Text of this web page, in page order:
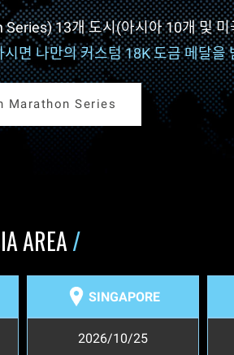
13개 도시(아시아 10개 및
면 나만의 커스텀 18K 도금 메달을
Marathon Series
AREA/
SINGAPORE
2026/10/25